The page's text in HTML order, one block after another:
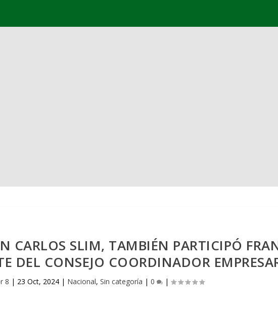
CARLOS SLIM, TAMBIÉN PARTICIPÓ
DEL CONSEJO COORDINADOR
8 | 23 Oct, 2024| Nacional, Sin categoría | 0 |